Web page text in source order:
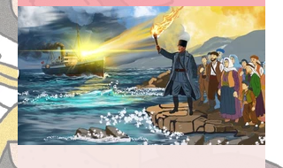
ormanların birinde, tanıdığı bütün
kanatlılar gibi uçmak, uçup da dünyayı
dolaşmak isteyen minik bir kelebek
varmış. Bu minik yavrucak, çok sevdiği
ailesiyle birlikte mutlu yuvalarında
yaşarmış. Hep birlikte güler eğlenir,
masallar anlatarak gecelerini